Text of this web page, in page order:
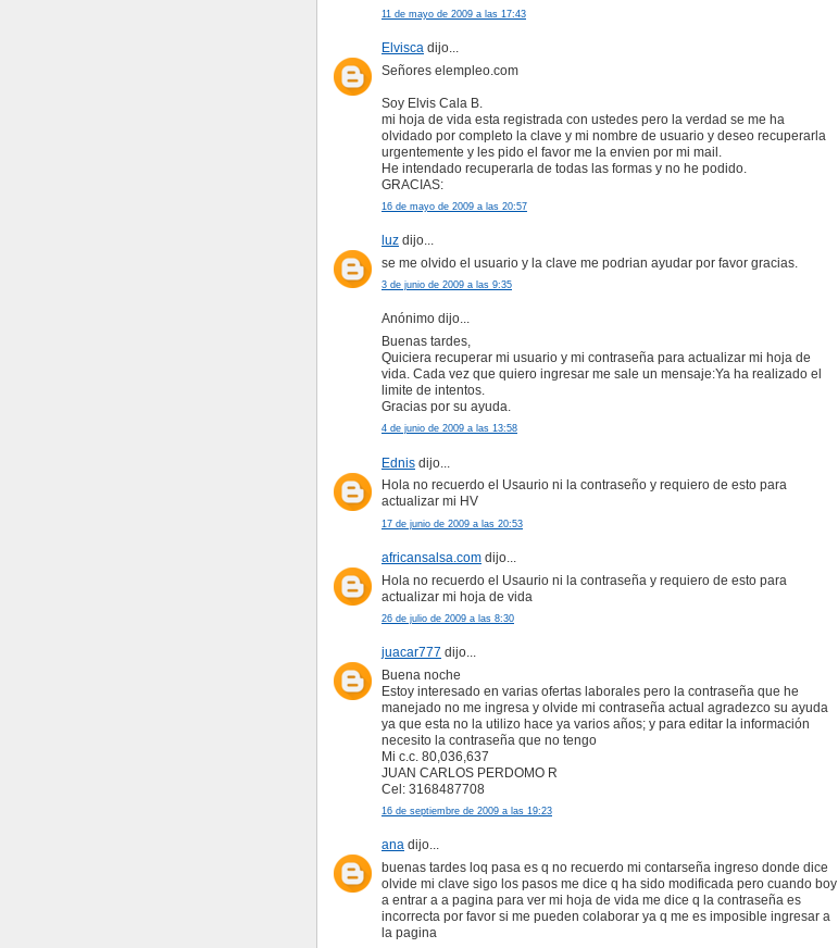
11 de mayo de 2009 a las 17:43
Elvisca dijo...
Señores elempleo.com
Soy Elvis Cala B.
mi hoja de vida esta registrada con ustedes pero la verdad se me ha
olvidado por completo la clave y mi nombre de usuario y deseo recuperarla
urgentemente y les pido el favor me la envien por mi mail.
He intendado recuperarla de todas las formas y no he podido.
GRACIAS:
16 de mayo de 2009 a las 20:57
luz dijo...
se me olvido el usuario y la clave me podrian ayudar por favor gracias.
3 de junio de 2009 a las 9:35
Anónimo dijo...
Buenas tardes,
Quiciera recuperar mi usuario y mi contraseña para actualizar mi hoja de
vida. Cada vez que quiero ingresar me sale un mensaje:Ya ha realizado el
limite de intentos.
Gracias por su ayuda.
4 de junio de 2009 a las 13:58
Ednis dijo...
Hola no recuerdo el Usaurio ni la contraseño y requiero de esto para
actualizar mi HV
17 de junio de 2009 a las 20:53
africansalsa.com dijo...
Hola no recuerdo el Usaurio ni la contraseña y requiero de esto para
actualizar mi hoja de vida
26 de julio de 2009 a las 8:30
juacar777 dijo...
Buena noche
Estoy interesado en varias ofertas laborales pero la contraseña que he
manejado no me ingresa y olvide mi contraseña actual agradezco su ayuda
ya que esta no la utilizo hace ya varios años; y para editar la información
necesito la contraseña que no tengo
Mi c.c. 80,036,637
JUAN CARLOS PERDOMO R
Cel: 3168487708
16 de septiembre de 2009 a las 19:23
ana dijo...
buenas tardes loq pasa es q no recuerdo mi contarseña ingreso donde dice
olvide mi clave sigo los pasos me dice q ha sido modificada pero cuando boy
a entrar a a pagina para ver mi hoja de vida me dice q la contraseña es
incorrecta por favor si me pueden colaborar ya q me es imposible ingresar a
la pagina